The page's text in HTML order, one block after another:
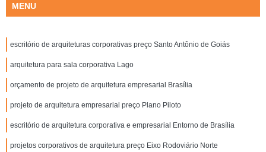
MENU
escritório de arquiteturas corporativas preço Santo Antônio de Goiás
arquitetura para sala corporativa Lago
orçamento de projeto de arquitetura empresarial Brasília
projeto de arquitetura empresarial preço Plano Piloto
escritório de arquitetura corporativa e empresarial Entorno de Brasília
projetos corporativos de arquitetura preço Eixo Rodoviário Norte